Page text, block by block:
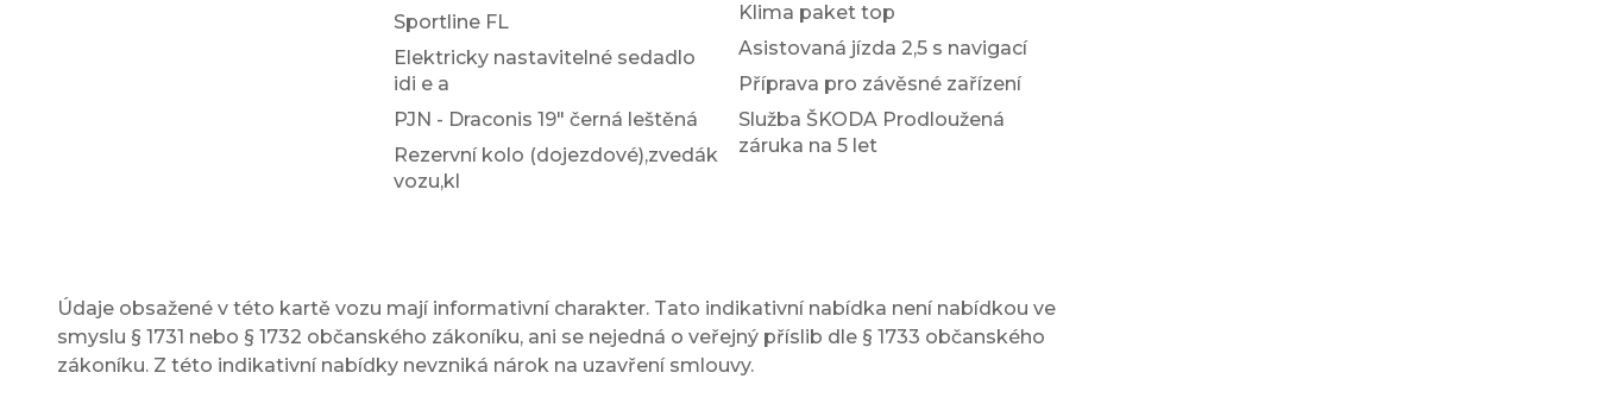
Sportline FL
Elektricky nastavitelné sedadlo
idi e a
PJN - Draconis 19" černá leštěná
Rezervní kolo (dojezdové),zvedák
vozu,kl
Klima paket top
Asistovaná jízda 2,5 s navigací
Příprava pro závěsné zařízení
Služba ŠKODA Prodloužená
záruka na 5 let
Údaje obsažené v této kartě vozu mají informativní charakter. Tato indikativní nabídka není nabídkou ve
smyslu § 1731 nebo § 1732 občanského zákoníku, ani se nejedná o veřejný příslib dle § 1733 občanského
zákoníku. Z této indikativní nabídky nevzniká nárok na uzavření smlouvy.